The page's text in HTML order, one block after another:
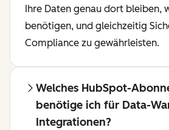
Ihre Daten genau dort bleiben,
benötigen, und gleichzeitig
Compliance zu gewährleisten.
Welches HubSpot-
benötige ich für Data-
Integrationen?